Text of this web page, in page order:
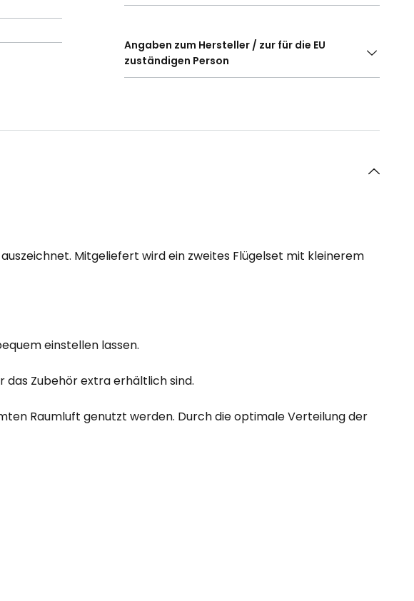
Angaben zum Hersteller / zur für die EU
zuständigen Person
Mitgeliefert wird ein zweites Flügelset mit kleinerem
einstellen lassen.
das Zubehör extra erhältlich sind.
Raumluft genutzt werden. Durch die optimale Verteilung der